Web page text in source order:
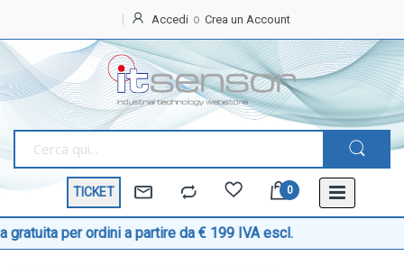
Accedi Crea un Account
TICKET
per ordini a partire da € 199 IVA escl.
OFFERTE
SPECIALI
BEST
SELLER
TEMPERATURA
Sonde di temperatura
Sonde temperatura ambiente